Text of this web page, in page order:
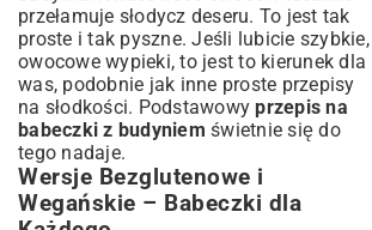
przełamuje słodycz deseru. To jest tak
proste i tak pyszne. Jeśli lubicie szybkie,
owocowe wypieki, to jest to kierunek dla
was, podobnie jak inne proste przepisy
na słodkości. Podstawowyprzepis na
babeczki z budyniem świetnie się do
tego nadaje.
Wersje Bezglutenowe i
Wegańskie – Babeczki dla